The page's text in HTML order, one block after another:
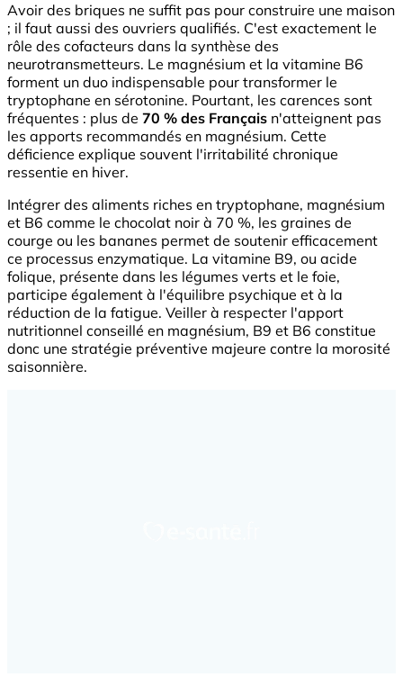
Avoir des briques ne suffit pas pour construire une maison
; il faut aussi des ouvriers qualifiés. C'est exactement le
rôle des cofacteurs dans la synthèse des
neurotransmetteurs. Le magnésium et la vitamine B6
forment un duo indispensable pour transformer le
tryptophane en sérotonine. Pourtant, les carences sont
fréquentes : plus de 70 % des Français n'atteignent pas
les apports recommandés en magnésium. Cette
déficience explique souvent l'irritabilité chronique
ressentie en hiver.
Intégrer des aliments riches en tryptophane, magnésium
et B6 comme le chocolat noir à 70 %, les graines de
courge ou les bananes permet de soutenir efficacement
ce processus enzymatique. La vitamine B9, ou acide
folique, présente dans les légumes verts et le foie,
participe également à l'équilibre psychique et à la
réduction de la fatigue. Veiller à respecter l'apport
nutritionnel conseillé en magnésium, B9 et B6 constitue
donc une stratégie préventive majeure contre la morosité
saisonnière.